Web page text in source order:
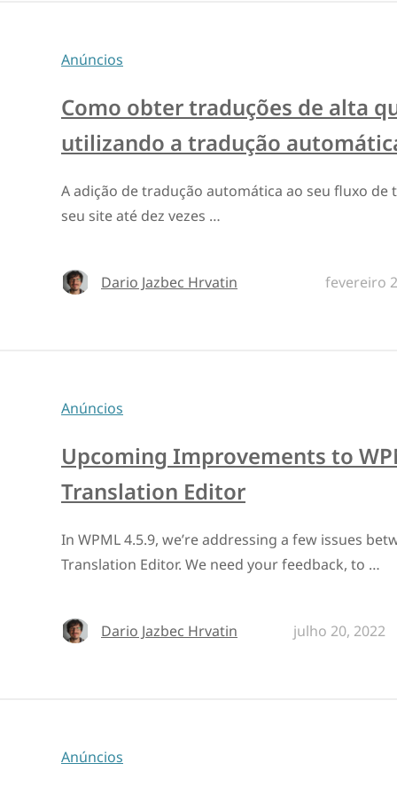
Anúncios
Como obter traduções de alta
utilizando a tradução
A adição de tradução automática ao seu fluxo
seu site até dez vezes …
Dario Jazbec Hrvatin fevereiro
Anúncios
Upcoming Improvements to
Translation Editor
In WPML 4.5.9, we’re addressing a few issues
Translation Editor. We need your feedback, to …
Dario Jazbec Hrvatin julho 20, 2022
Anúncios